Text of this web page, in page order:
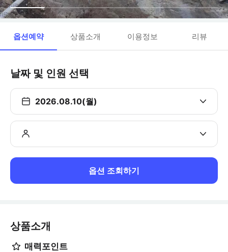
옵션예약 상품소개 이용정보 리뷰
날짜 및 인원 선택
2026.08.10(월)
옵션 조회하기
상품소개
매력포인트